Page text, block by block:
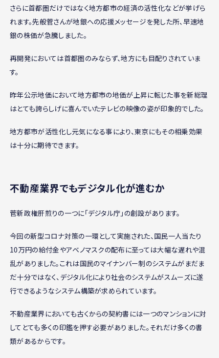
さらに首都圏だけではなく地方都市の経済の活性化などが挙げら
れます。先般菅さんが地銀への応援メッセージを発した所、早速地
銀の株価が急騰しました。
再開発においては首都圏のみならず、地方にも目配りされていま
す。
昨年公示地価において地方都市の地価が上昇に転じた事を新総理
はとても誇らしげに喜んでいたテレビの映像の姿が印象的でした。
地方都市が活性化し元気になる事により、東京にもその相乗効果
は十分に期待できます。
不動産業界でもデジタル化が進むか
菅新政権肝煎りの一つに「デジタル庁」の創設があります。
今回の新型コロナ対策の一環として実施された、国民一人当たり
10万円の給付金やアベノマスクの配布に至っては大幅な遅れや混
乱がありました。これは国民のマイナンバー制のシステムがまだま
だ十分ではなく、デジタル化により社会のシステムがスムーズに遂
行できるようなシステム構築が求められています。
不動産業界においても古くからの契約書には一つのマンションに対
してとても多くの印鑑を押す必要がありました。それだけ多くの書
類があるからです。